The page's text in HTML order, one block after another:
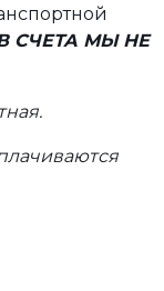
СЧЕТА МЫ НЕ